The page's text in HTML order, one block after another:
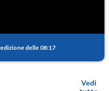
edizione delle 08:17
Vedi